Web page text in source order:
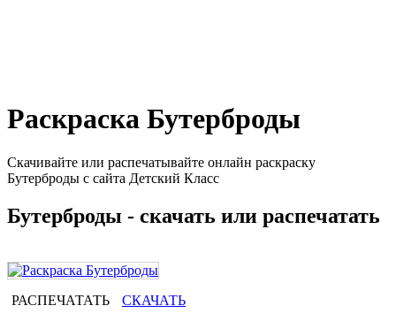
Раскраска Бутерброды
Скачивайте или распечатывайте онлайн раскраску
Бутерброды с сайта Детский Класс
Бутерброды - скачать или распечатать
РАСПЕЧАТАТЬ
СКАЧАТЬ